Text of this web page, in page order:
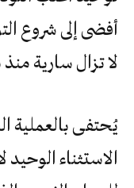
أفضى إلى شروع
لا تزال سارية
يُحتفى بالعملية
الاستثناء الوحيد